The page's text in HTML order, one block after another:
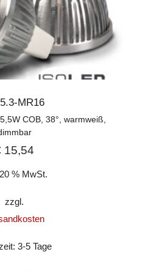
MR16
COB, 38°, warmweiß,
15,54
% MwSt.
zzgl.
3-5 Tage